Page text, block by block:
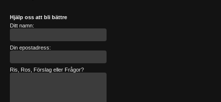
Hjälp oss att bli bättre
Ditt namn:
Din epostadress:
Ris, Ros, Förslag eller Frågor?